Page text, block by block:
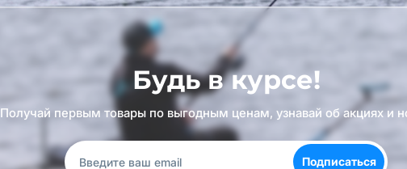
Будь в курсе!
Получай первым товары по выгодным ценам, узнавай об акциях и
Подписаться